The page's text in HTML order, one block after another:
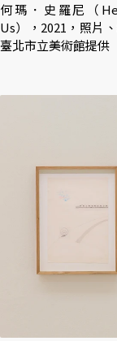
何瑪．史羅尼（
Us），2021，照片
臺北市立美術館提供